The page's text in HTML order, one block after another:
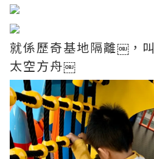
就係歷奇基地隔離￼，
太空方舟￼